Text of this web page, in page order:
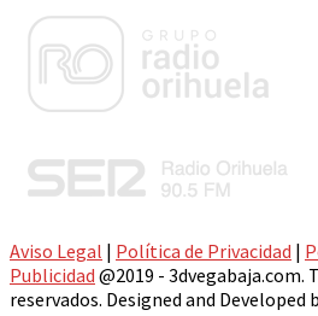
Aviso Legal | Política de Privacidad |
Publicidad @2019 - 3dvegabaja.com.
reservados. Designed and Developed